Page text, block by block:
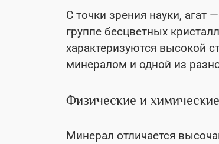
С точки зрения науки, агат
группе бесцветных
характеризуются высокой
минералом и одной из
Физические и
Минерал отличается